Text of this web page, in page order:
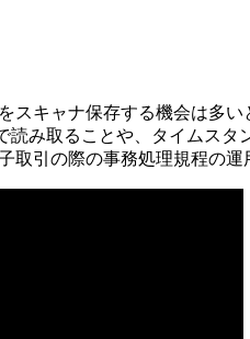
キャナ保存する機会は多い
み取ることや、タイムス
引の際の事務処理規程の運